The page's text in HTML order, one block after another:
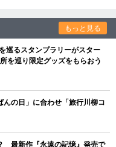
もっと見る
巡るスタンプラリーがスター
を巡り限定グッズをもらおう
の日」に合わせ「旅行川柳コ
最新作『永遠の記憶』発売で